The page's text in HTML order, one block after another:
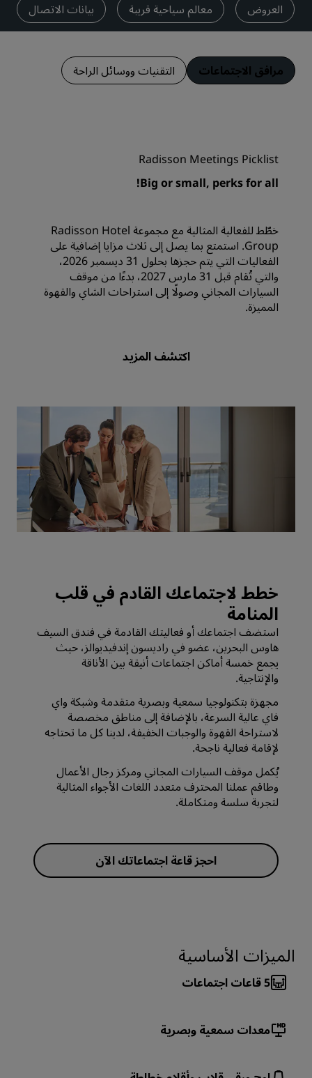
العروض معالم سياحية قريبة بيانات الاتصال
مرافق الاجتماعات التقنيات ووسائل الراحة
Radisson Meetings Picklist
Big or small, perks for all!
خطّط للفعالية المثالية مع مجموعة Radisson Hotel
Group. استمتع بما يصل إلى ثلاث مزايا إضافية على
الفعاليات التي يتم حجزها بحلول 31 ديسمبر 2026،
والتي تُقام قبل 31 مارس 2027، بدءًا من موقف
السيارات المجاني وصولًا إلى استراحات الشاي والقهوة
المميزة.
اكتشف المزيد
خطط لاجتماعك القادم في قلب
المنامة
استضف اجتماعك أو فعاليتك القادمة في فندق السيف
هاوس البحرين، عضو في راديسون إندفيديوالز، حيث
يجمع خمسة أماكن اجتماعات أنيقة بين الأناقة
والإنتاجية.
مجهزة بتكنولوجيا سمعية وبصرية متقدمة وشبكة واي
فاي عالية السرعة، بالإضافة إلى مناطق مخصصة
لاستراحة القهوة والوجبات الخفيفة، لدينا كل ما تحتاجه
لإقامة فعالية ناجحة.
يُكمل موقف السيارات المجاني ومركز رجال الأعمال
وطاقم عملنا المحترف متعدد اللغات الأجواء المثالية
لتجربة سلسة ومتكاملة.
احجز قاعة اجتماعاتك الآن
الميزات الأساسية
5قاعات اجتماعات
معدات سمعية وبصرية